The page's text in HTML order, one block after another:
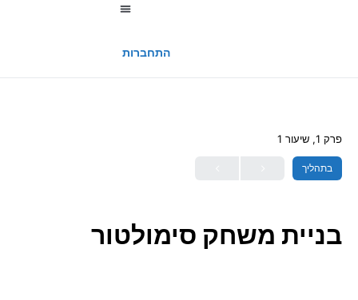
התחברות
פרק 1, שיעור 1
בתהליך
בניית משחק סימולטור